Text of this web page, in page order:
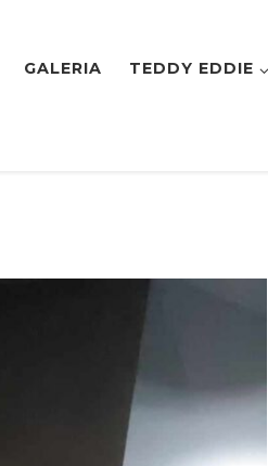
GALERIA TEDDY EDDIE